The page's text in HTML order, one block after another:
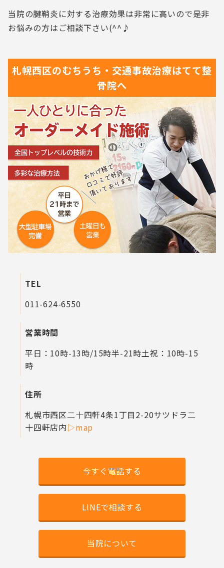
当院の腱鞘炎に対する治療効果は非常に高いので是非
お悩みの方はご相談下さい(^^♪
札幌西区のむちうち・交通事故治療はてて整
骨院へ
TEL
011-624-6550
営業時間
平日：10時-13時/15時半-21時土祝：10時-15
時
住所
札幌市西区二十四軒4条1丁目2-20サツドラ二
十四軒店内▷map
今すぐ電話する
LINEで相談する
当院について